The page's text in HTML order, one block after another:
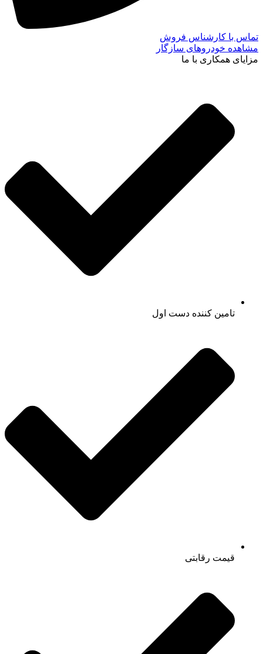
تماس با کارشناس فروش
مشاهده خودروهای سازگار
مزایای همکاری با ما
تامین کننده دست اول
قیمت رقابتی